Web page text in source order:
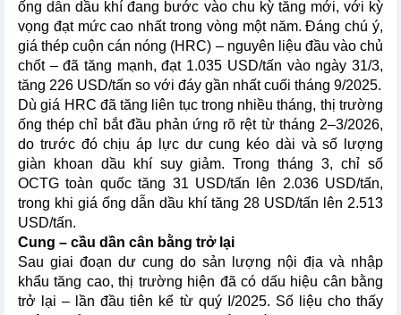
ống dẫn dầu khí đang bước vào chu kỳ tăng mới, với kỳ
vọng đạt mức cao nhất trong vòng một năm. Đáng chú ý,
giá thép cuộn cán nóng (HRC) – nguyên liệu đầu vào chủ
chốt – đã tăng mạnh, đạt 1.035 USD/tấn vào ngày 31/3,
tăng 226 USD/tấn so với đáy gần nhất cuối tháng 9/2025.
Dù giá HRC đã tăng liên tục trong nhiều tháng, thị trường
ống thép chỉ bắt đầu phản ứng rõ rệt từ tháng 2–3/2026,
do trước đó chịu áp lực dư cung kéo dài và số lượng
giàn khoan dầu khí suy giảm. Trong tháng 3, chỉ số
OCTG toàn quốc tăng 31 USD/tấn lên 2.036 USD/tấn,
trong khi giá ống dẫn dầu khí tăng 28 USD/tấn lên 2.513
USD/tấn.
Cung – cầu dần cân bằng trở lại
Sau giai đoạn dư cung do sản lượng nội địa và nhập
khẩu tăng cao, thị trường hiện đã có dấu hiệu cân bằng
trở lại – lần đầu tiên kể từ quý I/2025. Số liệu cho thấy